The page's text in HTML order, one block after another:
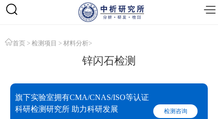
首页 > 检测项目 > 材料分析>
锌闪石检测
旗下实验室拥有CMA/CNAS/ISO等认证
科研检测研究所 助力科研发展
检测咨询